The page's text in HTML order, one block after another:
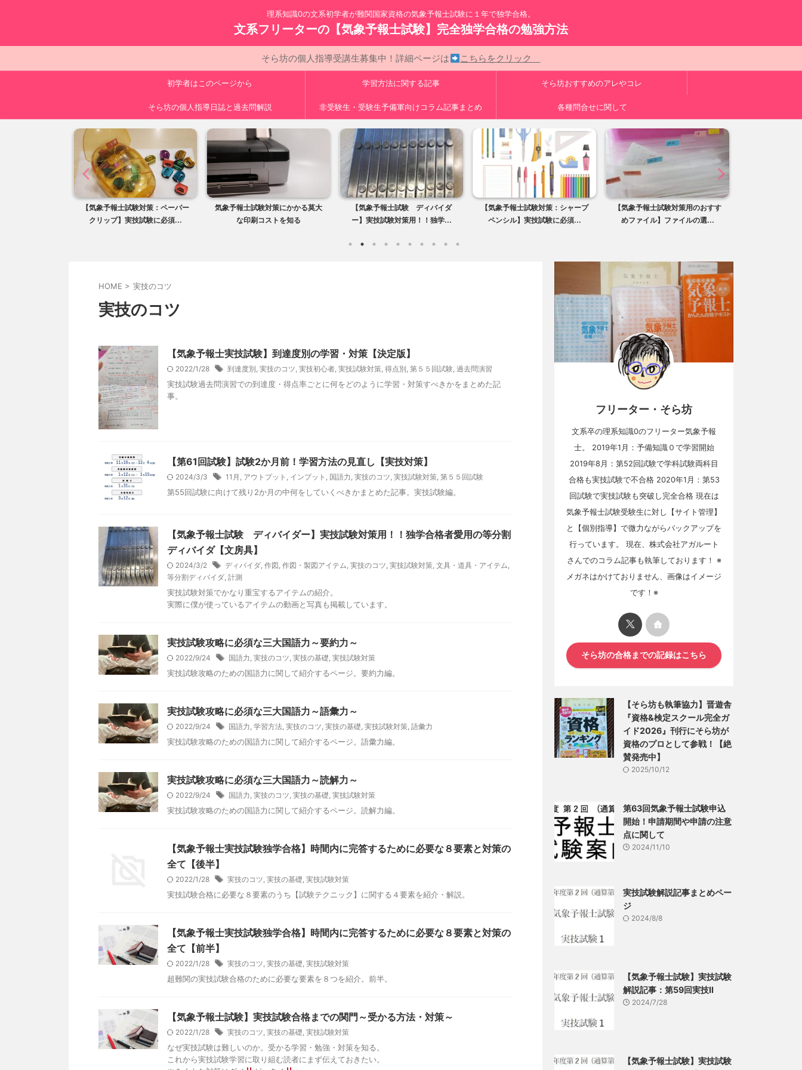
理系知識0の文系初学者が難関国家資格の気象予報士試験に１年で独学合格。
文系フリーターの【気象予報士試験】完全独学合格の勉強方法
そら坊の個人指導受講生募集中！詳細ページは こちらをクリック
初学者はこのページから 学習方法に関する記事 そら坊おすすめのアレやコレ
そら坊の個人指導日誌と過去問解説 非受験生・受験生予備軍向けコラム記事まとめ 各種問合せに関して
【気象予報士試験対策：ペーパー
クリップ】実技試験に必須...
気象予報士試験対策にかかる莫大
な印刷コストを知る
【気象予報士試験 ディバイダ
ー】実技試験対策用！！独学...
【気象予報士試験対策：シャープ
ペンシル】実技試験に必須...
【気象予報士試験対策用のおすす
めファイル】ファイルの選...
HOME > 実技のコツ
実技のコツ
【気象予報士実技試験】到達度別の学習・対策【決定版】
2022/1/28 到達度別 実技のコツ 実技初心者 実技試験対策 得点別 第５５回試験 過去問演習
実技試験過去問演習での到達度・得点率ごとに何をどのように学習・対策すべきかをまとめた記
事。
【第61回試験】試験2か月前！学習方法の見直し【実技対策】
2024/3/3 11月 , アウトプット , インプット , 国語力, 実技のコツ, 実技試験対策, 第５５回試験
第55回試験に向けて残り2か月の中何をしていくべきかまとめた記事。実技試験編。
【気象予報士試験 ディバイダー】実技試験対策用！！独学合格者愛用の等分割
ディバイダ【文房具】
2024/3/2 ディバイダ 作図 作図・製図アイテム 実技のコツ 実技試験対策 文具・道具・アイテム
等分割ディバイダ 計測
実技試験対策でかなり重宝するアイテムの紹介。
実際に僕が使っているアイテムの動画と写真も掲載しています。
実技試験攻略に必須な三大国語力～要約力～
2022/9/24 国語力 実技のコツ 実技の基礎 実技試験対策
実技試験攻略のための国語力に関して紹介するページ。要約力編。
実技試験攻略に必須な三大国語力～語彙力～
2022/9/24 国語力 学習方法 実技のコツ 実技の基礎 実技試験対策 語彙力
実技試験攻略のための国語力に関して紹介するページ。語彙力編。
実技試験攻略に必須な三大国語力～読解力～
2022/9/24 国語力 実技のコツ 実技の基礎 実技試験対策
実技試験攻略のための国語力に関して紹介するページ。読解力編。
【気象予報士実技試験独学合格】時間内に完答するために必要な８要素と対策の
全て【後半】
2022/1/28 実技のコツ 実技の基礎 実技試験対策
実技試験合格に必要な８要素のうち【試験テクニック】に関する４要素を紹介・解説。
【気象予報士実技試験独学合格】時間内に完答するために必要な８要素と対策の
全て【前半】
2022/1/28 実技のコツ 実技の基礎 実技試験対策
超難関の実技試験合格のために必要な要素を８つを紹介。前半。
【気象予報士試験】実技試験合格までの関門～受かる方法・対策～
2022/1/28 実技のコツ 実技の基礎 実技試験対策
なぜ実技試験は難しいのか。受かる学習・勉強・対策を知る。
これから実技試験学習に取り組む読者にまず伝えておきたい。
フリーター・そら坊
文系卒の理系知識0のフリーター気象予報
士。 2019年1月：予備知識０で学習開始
2019年8月：第52回試験で学科試験両科目
合格も実技試験で不合格 2020年1月：第53
回試験で実技試験も突破し完全合格 現在は
気象予報士試験受験生に対し【サイト管理】
と【個別指導】で微力ながらバックアップを
行っています。 現在、株式会社アガルート
さんでのコラム記事も執筆しております！ ※
メガネはかけておりません、画像はイメージ
です！※
そら坊の合格までの記録はこちら
【そら坊も執筆協力】晋遊舎
『資格&検定スクール完全ガ
イド2026』刊行にそら坊が
資格のプロとして参戦！【絶
賛発売中】
2025/10/12
第63回気象予報士試験申込
開始！申請期間や申請の注意
点に関して
2024/11/10
実技試験解説記事まとめペー
ジ
2024/8/8
【気象予報士試験】実技試験
解説記事：第59回実技Ⅱ
2024/7/28
【気象予報士試験】実技試験